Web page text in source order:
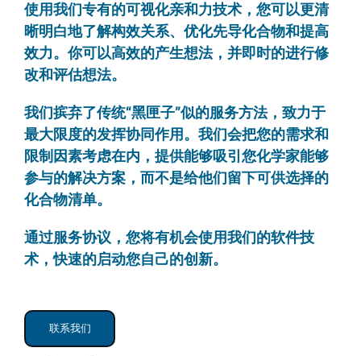
使用我们专有的可视化亲和力技术，您可以更清
晰明白地了解构效关系、优化先导化合物和提高
效力。你可以高效的产生想法，并即时的进行修
改和评估想法。
我们摈弃了传统“黑匣子”似的服务方法，致力于
最大限度的发挥协同作用。我们会把您的需求和
限制因素考虑在内，提供能够吸引您化学家能够
参与的解决方案，而不是给他们留下可供选择的
化合物清单。
通过服务协议，您将有机会使用我们的软件技
术，快速的启动您自己的创新。
联系我们